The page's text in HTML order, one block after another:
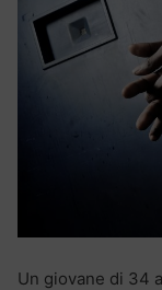
Un giovane di 34